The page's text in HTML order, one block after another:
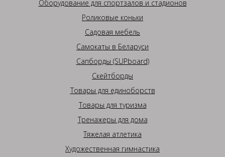
Оборудование для спортзалов и стадионов
Роликовые коньки
Садовая мебель
Самокаты в Беларуси
Сапборды (SUPboard)
Скейтборды
Товары для единоборств
Товары для туризма
Тренажеры для дома
Тяжелая атлетика
Художественная гимнастика